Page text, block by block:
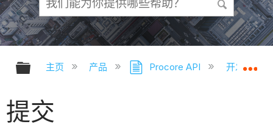
扩展/隐缩全局层次
主页 产品 Procore API 开发人员
提交